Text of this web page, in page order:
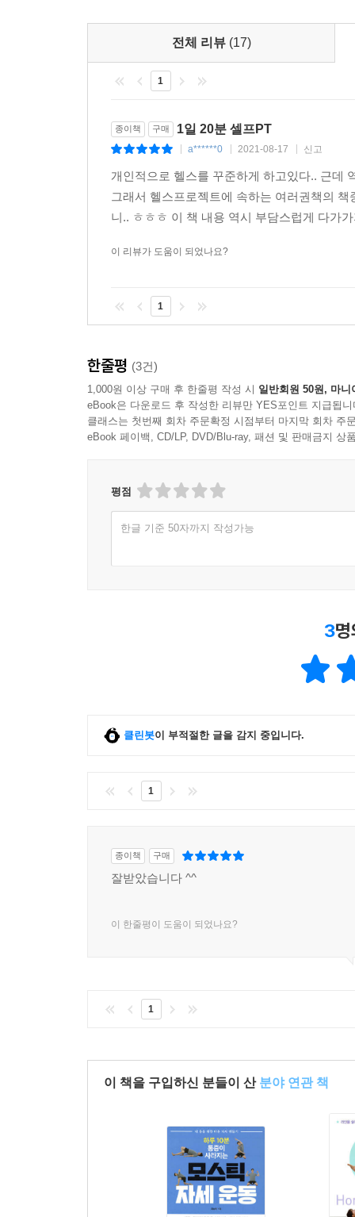
③ 운동 초보자도 쉽게 따라 할 수 있다!
따라 할 수 있도록 프로그램을 구성했다.
④ 자세한 설명과 사진으로 안전하고 완벽하게 몸
운동 초보자들이 가장 어려워하는 동작 횟수,
안전하게 운동할 수 있다.
⑤ 한의자이자 보디빌딩 국가대표가 만들어서 효
만들어 안전하고 효과적이다.
것이며, 비싼 PT를 받는 사람이 부럽지 않을 만큼
전체 리뷰 (17)
1
종이책 구매 1일 20분 셀프PT
a******0 2021-08-17 신고
개인적으로 헬스를 꾸준하게 하고있다.. 근데
그래서 헬스프로젝트에 속하는 여러권책의
니.. ㅎㅎㅎ 이 책 내용 역시 부담스럽게 다가
이 리뷰가 도움이 되었나요?
1
한줄평 (3건)
1,000원 이상 구매 후 한줄평 작성 시 일반회원 50원, 마니
eBook은 다운로드 후 작성한 리뷰만 YES포인트 지급됩니
클래스는 첫번째 회차 주문확정 시점부터 마지막 회차 주
eBook 페이백, CD/LP, DVD/Blu-ray, 패션 및 판매금지 상
평점
한글 기준 50자까지 작성가능
3
클린봇이 부적절한 글을 감지 중입니다.
1
종이책 구매
잘받았습니다 ^^
이 한줄평이 도움이 되었나요?
1
이 책을 구입하신 분들이 산 분야 연관 책